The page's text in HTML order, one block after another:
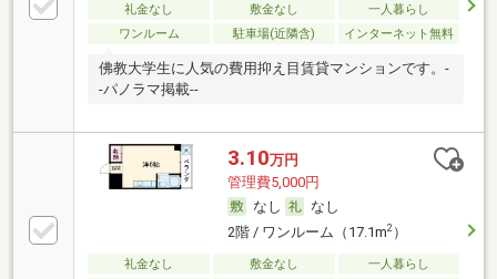
礼金なし 敷金なし
一人暮らし
ワンルーム
駐車場(近隣含) インターネット無料
佛教大学生に人気の費用抑え目賃貸マンションです。-
-パノラマ掲載--
3.10万円
管理費5,000円
なし
なし
2階 / ワンルーム（17.1m2）
礼金なし 敷金なし 一人暮らし